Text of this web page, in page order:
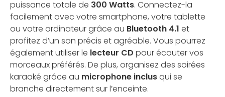
puissance totale de 300 Watts. Connectez-la
facilement avec votre smartphone, votre tablette
ou votre ordinateur grâce au Bluetooth 4.1 et
profitez d’un son précis et agréable. Vous pourrez
également utiliser le lecteur CD pour écouter vos
morceaux préférés. De plus, organisez des soirées
karaoké grâce au microphone inclusqui se
branche directement sur l’enceinte.